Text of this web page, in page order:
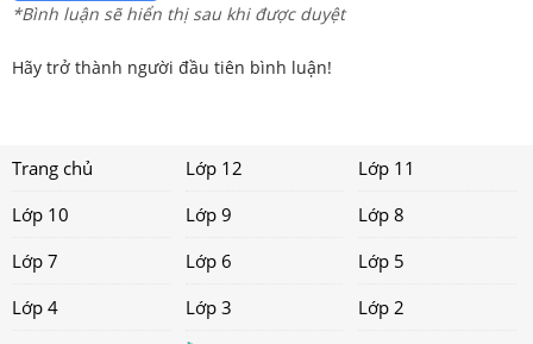
*Bình luận sẽ hiển thị sau khi được duyệt
Hãy trở thành người đầu tiên bình luận!
Trang chủ Lớp 12
Lớp 11
Lớp 10
Lớp 9
Lớp 8
Lớp 7
Lớp 6
Lớp 5
Lớp 4
Lớp 3
Lớp 2